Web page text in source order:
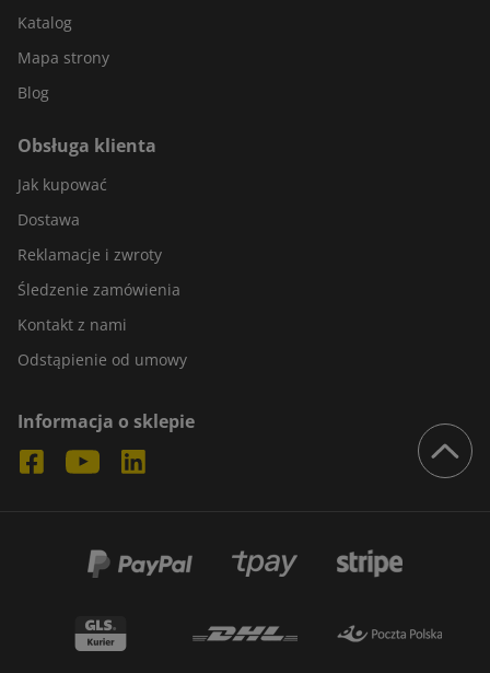
Katalog
Mapa strony
Blog
Obsługa klienta
Jak kupować
Dostawa
Reklamacje i zwroty
Śledzenie zamówienia
Kontakt z nami
Odstąpienie od umowy
Informacja o sklepie